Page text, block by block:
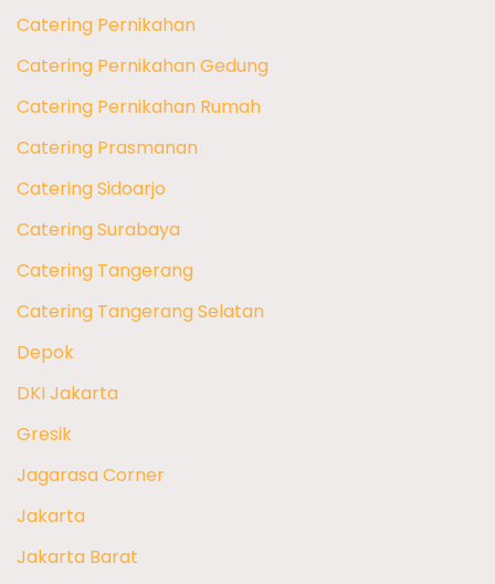
Catering Pernikahan
Catering Pernikahan Gedung
Catering Pernikahan Rumah
Catering Prasmanan
Catering Sidoarjo
Catering Surabaya
Catering Tangerang
Catering Tangerang Selatan
Depok
DKI Jakarta
Gresik
Jagarasa Corner
Jakarta
Jakarta Barat